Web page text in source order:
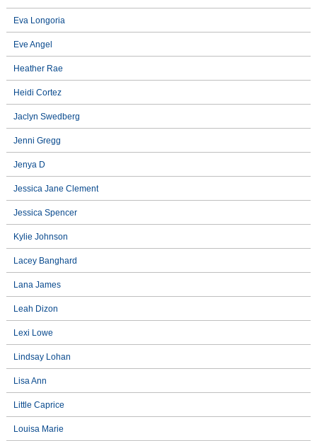
Eva Longoria
Eve Angel
Heather Rae
Heidi Cortez
Jaclyn Swedberg
Jenni Gregg
Jenya D
Jessica Jane Clement
Jessica Spencer
Kylie Johnson
Lacey Banghard
Lana James
Leah Dizon
Lexi Lowe
Lindsay Lohan
Lisa Ann
Little Caprice
Louisa Marie